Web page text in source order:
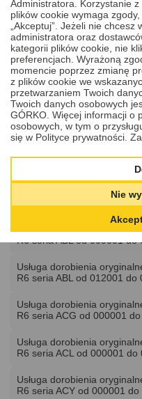
Usługa dorobienia
R6 seria ABF od 006001 do
Usługa dorobienia
R6 seria ABF od 009001 do
Usługa dorobienia
R6 seria ABF od 012001 do
Usługa dorobienia
R6 seria ABL od 000001 do
Usługa dorobienia
R6 seria ABL od 003001 do
Usługa dorobienia
R6 seria ABL od 006001 do
Usługa dorobienia
R6 seria ABL od 009001 do
Usługa dorobienia
R6 seria ABL od 012001 do
Usługa dorobienia
R6 seria ACG od 000001
Usługa dorobienia
R6 seria ACL od 000001 do
Usługa dorobienia
R6 seria ACY od 000001
Administratora. Korzystanie
plików cookie wymaga
„Akceptuj”. Jeżeli nie
administratora oraz
kategorii plików cookie, nie
preferencjach. Wyrażoną
momencie poprzez zmianę
z plików cookie we
przetwarzaniem Twoich
Twoich danych osobowych
GÓRKO. Więcej informacji o
osobowych, w tym o
się w Polityce prywatności.
Nie